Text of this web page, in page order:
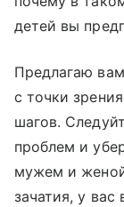
детей вы
Предлагаю
с точки
шагов.
проблем и
мужем и
зачатия, у вас